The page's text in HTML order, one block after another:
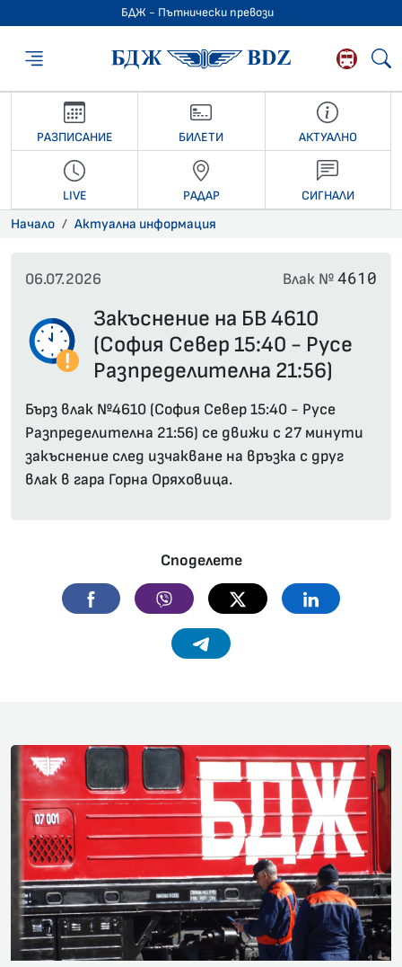
БДЖ - Пътнически превози
БДЖ -
РАЗПИСАНИЕ БИЛЕТИ АКТУАЛНО
LIVE РАДАР СИГНАЛИ
Начало Актуална информация
06.07.2026 Влак №4610
Закъснение на БВ 4610
(София Север 15:40 - Русе
Разпределителна 21:56)
Бърз влак №4610 (София Север 15:40 - Русе
Разпределителна 21:56) се движи с 27 минути
закъснение след изчакване на връзка с друг
влак в гара Горна Оряховица.
Споделете
Facebook Viber Twitter Linkedin
Telegram